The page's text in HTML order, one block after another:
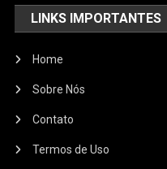
LINKS IMPORTANTES
Home
Sobre Nós
Contato
Termos de Uso